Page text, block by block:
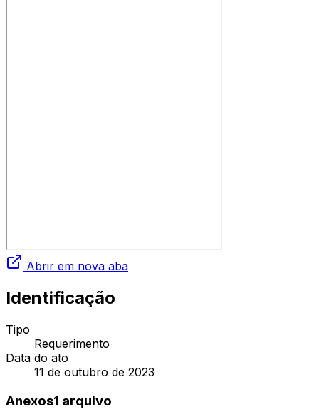
Abrir em nova aba
Identificação
Tipo
Requerimento
Data do ato
11 de outubro de 2023
Anexos1 arquivo